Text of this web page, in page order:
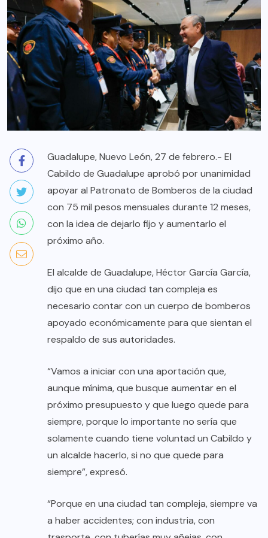
Guadalupe, Nuevo León, 27 de febrero.- El
Cabildo de Guadalupe aprobó por unanimidad
apoyar al Patronato de Bomberos de la ciudad
con 75 mil pesos mensuales durante 12 meses,
con la idea de dejarlo fijo y aumentarlo el
próximo año.
El alcalde de Guadalupe, Héctor García García,
dijo que en una ciudad tan compleja es
necesario contar con un cuerpo de bomberos
apoyado económicamente para que sientan el
respaldo de sus autoridades.
“Vamos a iniciar con una aportación que,
aunque mínima, que busque aumentar en el
próximo presupuesto y que luego quede para
siempre, porque lo importante no sería que
solamente cuando tiene voluntad un Cabildo y
un alcalde hacerlo, si no que quede para
siempre”, expresó.
“Porque en una ciudad tan compleja, siempre va
a haber accidentes; con industria, con